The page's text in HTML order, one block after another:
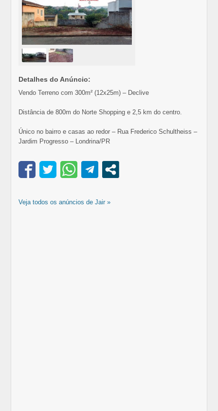
Detalhes do Anúncio:
Vendo Terreno com 300m² (12x25m) – Declive
Distância de 800m do Norte Shopping e 2,5 km do centro.
Único no bairro e casas ao redor – Rua Frederico Schultheiss –
Jardim Progresso – Londrina/PR
Veja todos os anúncios de Jair »